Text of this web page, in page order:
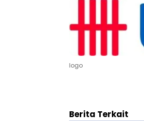
logo
Berita Terkait